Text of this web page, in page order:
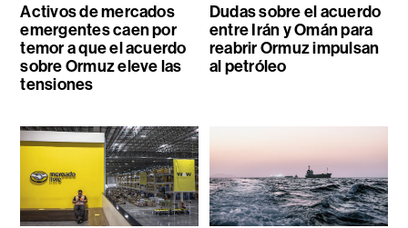
Activos de mercados
emergentes caen por
temor a que el acuerdo
sobre Ormuz eleve las
tensiones
Dudas sobre el acuerdo
entre Irán y Omán para
reabrir Ormuz impulsan
al petróleo